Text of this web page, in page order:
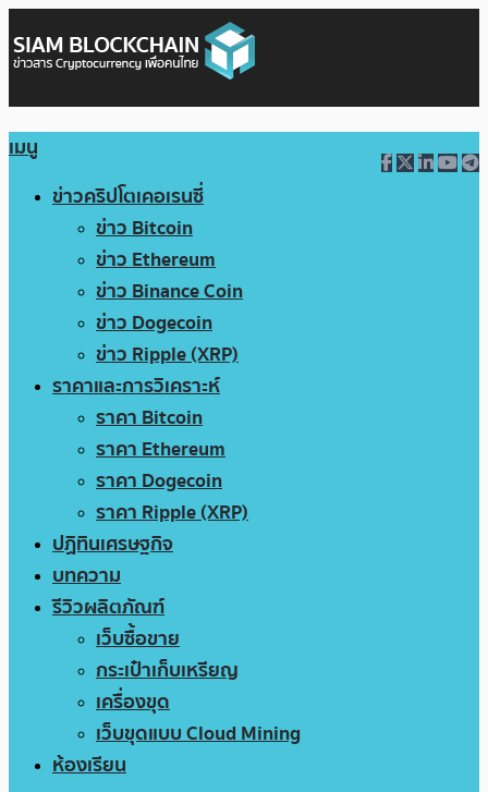
เมนู
ข่าวคริปโตเคอเรนซี่
ข่าว Bitcoin
ข่าว Ethereum
ข่าว Binance Coin
ข่าว Dogecoin
ข่าว Ripple (XRP)
ราคาและการวิเคราะห์
ราคา Bitcoin
ราคา Ethereum
ราคา Dogecoin
ราคา Ripple (XRP)
ปฏิทินเศรษฐกิจ
บทความ
รีวิวผลิตภัณฑ์
เว็บซื้อขาย
กระเป๋าเก็บเหรียญ
เครื่องขุด
เว็บขุดแบบ Cloud Mining
ห้องเรียน